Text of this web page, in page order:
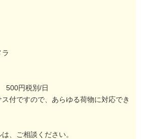
500円税別/日
付ですので、あらゆる荷物に対応でき
、ご相談ください。